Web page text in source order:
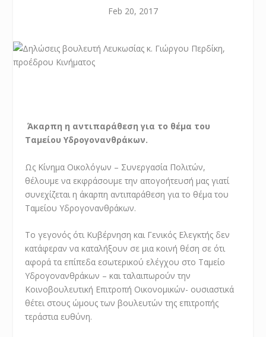
Feb 20, 2017
​ Άκαρπη η αντιπαράθεση για το θέμα του
Ταμείου Υδρογονανθράκων.
Ως Κίνημα Οικολόγων – Συνεργασία Πολιτών,
θέλουμε να εκφράσουμε την απογοήτευσή μας γιατί
συνεχίζεται η άκαρπη αντιπαράθεση για το θέμα του
Ταμείου Υδρογονανθράκων.
Το γεγονός ότι Κυβέρνηση και Γενικός Ελεγκτής δεν
κατάφεραν να καταλήξουν σε μια κοινή θέση σε ότι
αφορά τα επίπεδα εσωτερικού ελέγχου στο Ταμείο
Υδρογονανθράκων – και ταλαιπωρούν την
Κοινοβουλευτική Επιτροπή Οικονομικών- ουσιαστικά
θέτει στους ώμους των βουλευτών της επιτροπής
τεράστια ευθύνη.